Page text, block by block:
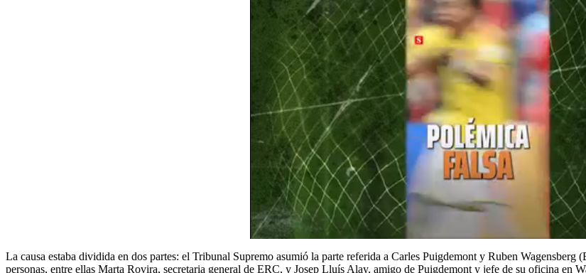
La causa estaba dividida en dos partes: el Tribunal Supremo asumió la parte referida a Carles Puigdemont y Ruben
personas, entre ellas Marta Rovira, secretaria general de ERC, y Josep Lluís Alay, amigo de Puigdemont y jefe de su oficina en